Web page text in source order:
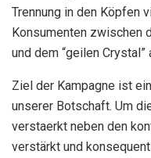
Trennung in den Köpfen
Konsumenten zwischen
und dem “geilen
Ziel der Kampagne ist
unserer Botschaft. Um
verstaerkt neben den
verstärkt und